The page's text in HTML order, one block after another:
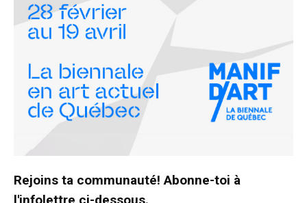
Rejoins ta communauté! Abonne-toi à